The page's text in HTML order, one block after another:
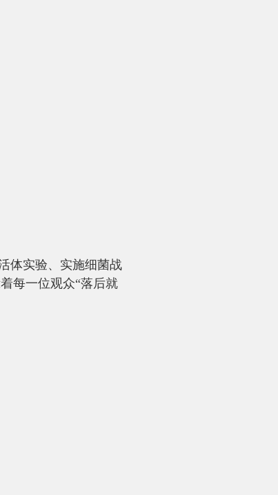
体实验、实施细菌战
每一位观众“落后就